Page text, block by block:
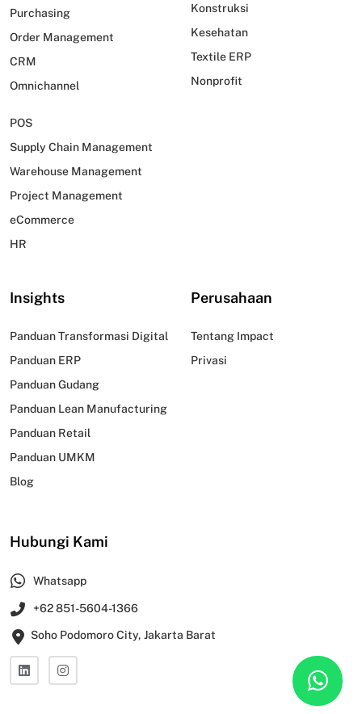
Purchasing
Order Management
CRM
Omnichannel
POS
Supply Chain Management
Warehouse Management
Project Management
eCommerce
HR
Konstruksi
Kesehatan
Textile ERP
Nonprofit
Insights
Panduan Transformasi Digital
Panduan ERP
Panduan Gudang
Panduan Lean Manufacturing
Panduan Retail
Panduan UMKM
Blog
Perusahaan
Tentang Impact
Privasi
Hubungi Kami
Whatsapp
+62 851-5604-1366
Soho Podomoro City, Jakarta Barat